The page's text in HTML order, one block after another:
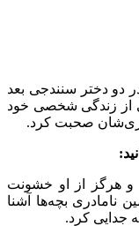
دو دختر سنندجی بعد
از زندگی شخصی خود
صحبت کرد.
و هرگز از او خشونت
نامادری بچه‌ها آشنا
جدایی کرد.